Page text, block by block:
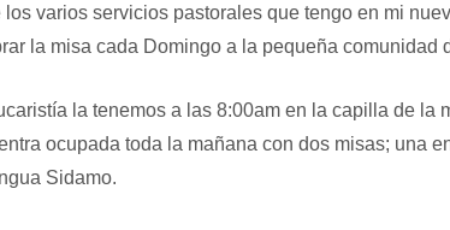
los varios servicios pastorales que tengo en mi
la misa cada Domingo a la pequeña comunidad
la tenemos a las 8:00am en la capilla de la
ocupada toda la mañana con dos misas; una
Sidamo.